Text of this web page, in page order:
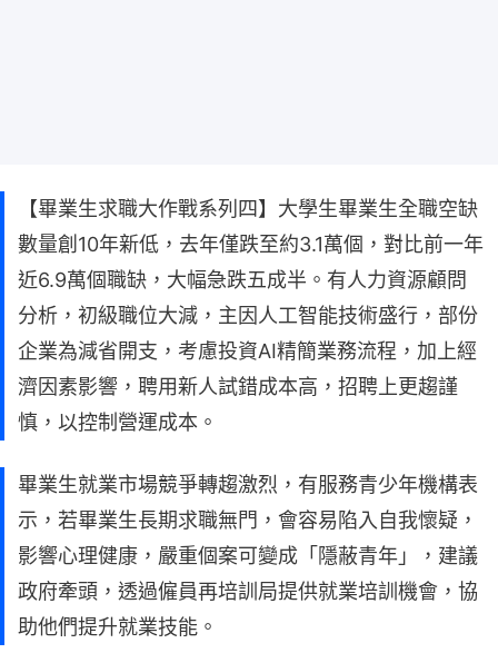
【畢業生求職大作戰系列四】大學生畢業生全職空缺
數量創10年新低，去年僅跌至約3.1萬個，對比前一年
近6.9萬個職缺，大幅急跌五成半。有人力資源顧問
分析，初級職位大減，主因人工智能技術盛行，部份
企業為減省開支，考慮投資AI精簡業務流程，加上經
濟因素影響，聘用新人試錯成本高，招聘上更趨謹
慎，以控制營運成本。
畢業生就業市場競爭轉趨激烈，有服務青少年機構表
示，若畢業生長期求職無門，會容易陷入自我懷疑，
影響心理健康，嚴重個案可變成「隱蔽青年」，建議
政府牽頭，透過僱員再培訓局提供就業培訓機會，協
助他們提升就業技能。